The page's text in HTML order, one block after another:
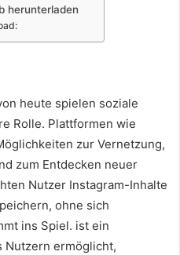
herunterladen
heute spielen soziale
Rolle. Plattformen wie
zur Vernetzung,
zum Entdecken neuer
Nutzer Instagram-Inhalte
ohne sich
ins Spiel. ist ein
Nutzern ermöglicht,